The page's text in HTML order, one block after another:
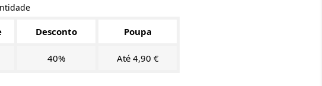
Desconto Poupa
40% Até 4,90 €